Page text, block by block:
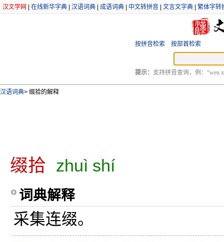
汉文学网 在线新华字典 汉语词典 成语词典 中文转拼音 文言文字典 繁体字转
按拼音检索 按部首检索
提示： 支持拼音查询，例：“wen
汉语词典> 缀拾的解释
缀拾 zhuì shí
词典解释
采集连缀。